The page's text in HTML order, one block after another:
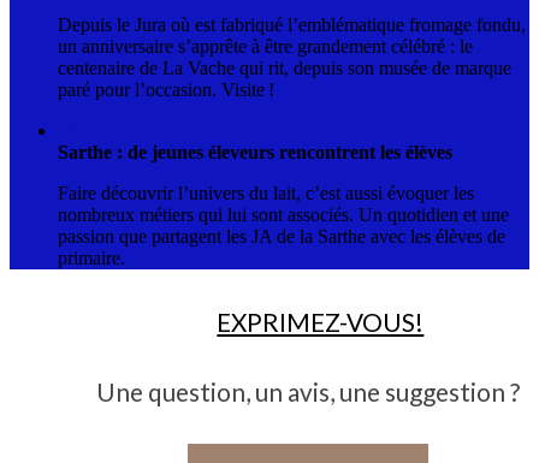
Depuis le Jura où est fabriqué l’emblématique fromage fondu,
un anniversaire s’apprête à être grandement célébré : le
centenaire de La Vache qui rit, depuis son musée de marque
paré pour l’occasion. Visite !
Sarthe : de jeunes éleveurs rencontrent les élèves
Faire découvrir l’univers du lait, c’est aussi évoquer les
nombreux métiers qui lui sont associés. Un quotidien et une
passion que partagent les JA de la Sarthe avec les élèves de
primaire.
EXPRIMEZ-VOUS!
Une question, un avis, une suggestion ?